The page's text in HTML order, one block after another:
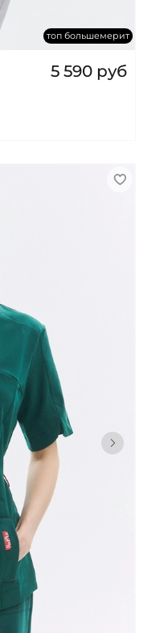
топ большемерит
5 590 руб